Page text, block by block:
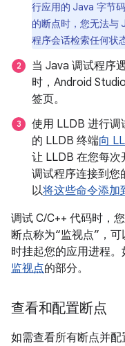
行应用的 Java 字节
的断点时，您无法与
程序会话检索任何状
当 Java 调试程序
时，Android
签页。
使用 LLDB 进行调
的 LLDB 终端向
让 LLDB 在您每
调试程序连接到您
以将这些命令添加
调试 C/C++ 代码时，
断点称为“监视点”，
时挂起您的应用进程。
监视点的部分。
查看和配置断点
如需查看所有断点并